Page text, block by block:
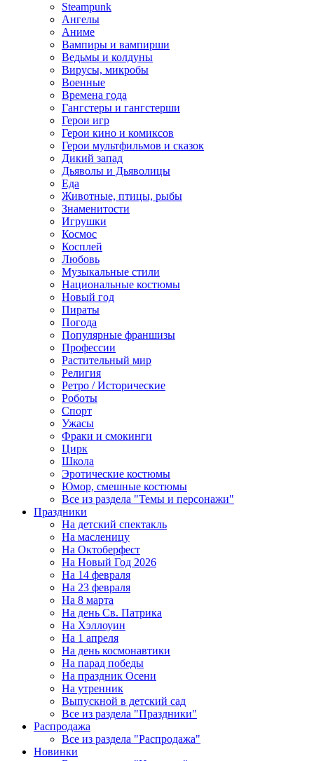
Steampunk
Ангелы
Аниме
Вампиры и вампирши
Ведьмы и колдуны
Вирусы, микробы
Военные
Времена года
Гангстеры и гангстерши
Герои игр
Герои кино и комиксов
Герои мультфильмов и сказок
Дикий запад
Дьяволы и Дьяволицы
Еда
Животные, птицы, рыбы
Знаменитости
Игрушки
Космос
Косплей
Любовь
Музыкальные стили
Национальные костюмы
Новый год
Пираты
Погода
Популярные франшизы
Профессии
Растительный мир
Религия
Ретро / Исторические
Роботы
Спорт
Ужасы
Фраки и смокинги
Цирк
Школа
Эротические костюмы
Юмор, смешные костюмы
Все из раздела "Темы и персонажи"
Праздники
На детский спектакль
На масленицу
На Октоберфест
На Новый Год 2026
На 14 февраля
На 23 февраля
На 8 марта
На день Св. Патрика
На Хэллоуин
На 1 апреля
На день космонавтики
На парад победы
На праздник Осени
На утренник
Выпускной в детский сад
Все из раздела "Праздники"
Распродажа
Все из раздела "Распродажа"
Новинки